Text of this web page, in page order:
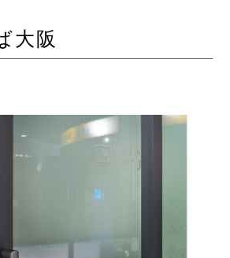
大阪